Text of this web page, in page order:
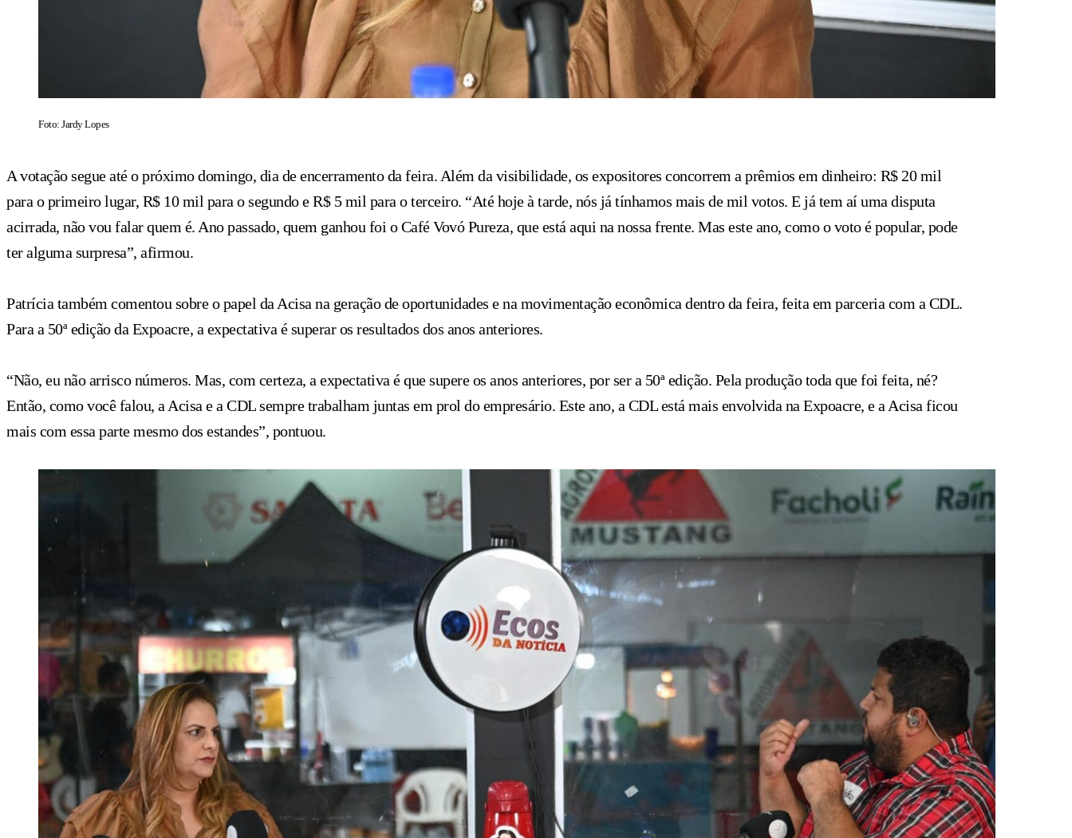
Foto: Jardy Lopes
A votação segue até o próximo domingo, dia de encerramento da feira. Além da visibilidade, os expositores concorrem a prêmios em dinheiro: R$ 20 mil
para o primeiro lugar, R$ 10 mil para o segundo e R$ 5 mil para o terceiro. “Até hoje à tarde, nós já tínhamos mais de mil votos. E já tem aí uma disputa
acirrada, não vou falar quem é. Ano passado, quem ganhou foi o Café Vovó Pureza, que está aqui na nossa frente. Mas este ano, como o voto é popular, pode
ter alguma surpresa”, afirmou.
Patrícia também comentou sobre o papel da Acisa na geração de oportunidades e na movimentação econômica dentro da feira, feita em parceria com a CDL.
Para a 50ª edição da Expoacre, a expectativa é superar os resultados dos anos anteriores.
“Não, eu não arrisco números. Mas, com certeza, a expectativa é que supere os anos anteriores, por ser a 50ª edição. Pela produção toda que foi feita, né?
Então, como você falou, a Acisa e a CDL sempre trabalham juntas em prol do empresário. Este ano, a CDL está mais envolvida na Expoacre, e a Acisa ficou
mais com essa parte mesmo dos estandes”, pontuou.